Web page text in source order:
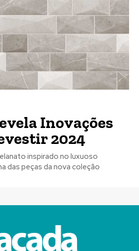
Inovações
2024
inspirado no luxuoso
das peças da nova coleção